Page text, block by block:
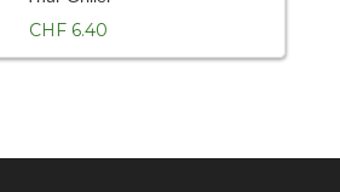
CHF 6.40